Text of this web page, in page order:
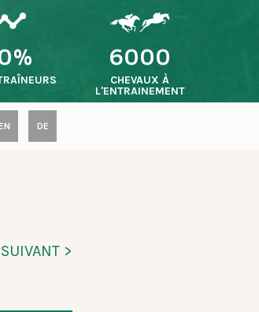
6000
CHEVAUX À
L'ENTRAINEMENT
DE
SUIVANT >